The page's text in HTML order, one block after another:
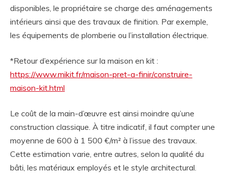
disponibles, le propriétaire se charge des aménagements
intérieurs ainsi que des travaux de finition. Par exemple,
les équipements de plomberie ou l’installation électrique.
*Retour d’expérience sur la maison en kit :
https://www.mikit.fr/maison-pret-a-finir/construire-
maison-kit.html
Le coût de la main-d’œuvre est ainsi moindre qu’une
construction classique. À titre indicatif, il faut compter une
moyenne de 600 à 1 500 €/m² à l’issue des travaux.
Cette estimation varie, entre autres, selon la qualité du
bâti, les matériaux employés et le style architectural.